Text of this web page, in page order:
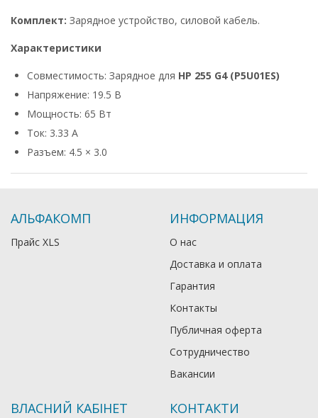
Комплект: Зарядное устройство, силовой кабель.
Характеристики
Совместимость: Зарядное для HP 255 G4 (P5U01ES)
Напряжение: 19.5 В
Мощность: 65 Вт
Ток: 3.33 А
Разъем: 4.5 × 3.0
АЛЬФАКОМП
Прайс XLS
ИНФОРМАЦИЯ
О нас
Доставка и оплата
Гарантия
Контакты
Публичная оферта
Сотрудничество
Вакансии
ВЛАСНИЙ КАБІНЕТ КОНТАКТИ